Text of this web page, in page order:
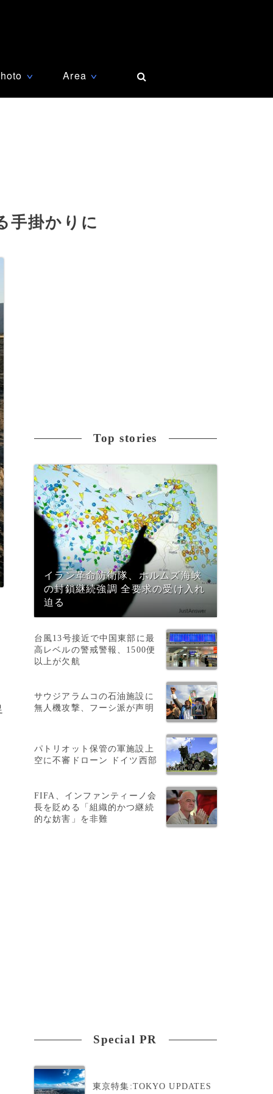
∨ Area ∨
手掛かりに
Top stories
イラン革命防衛隊、ホルムズ海峡
の封鎖継続強調 全要求の受け入れ
迫る
台風13号接近で中国東部に最
高レベルの警戒警報、1500便
以上が欠航
サウジアラムコの石油施設に
無人機攻撃、フーシ派が声明
パトリオット保管の軍施設上
空に不審ドローン ドイツ西部
FIFA、インファンティーノ会
長を貶める「組織的かつ継続
的な妨害」を非難
Special PR
東京特集:TOKYO UPDATES